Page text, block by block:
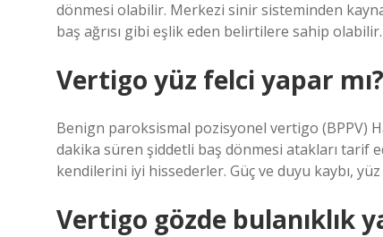
dönmesi olabilir. Merkezi sinir sisteminden
baş ağrısı gibi eşlik eden belirtilere sahip olabilir.
Vertigo yüz felci yapar mı?
Benign paroksismal pozisyonel vertigo (BPPV)
dakika süren şiddetli baş dönmesi atakları tarif
kendilerini iyi hissederler. Güç ve duyu kaybı,
Vertigo gözde bulanıklık